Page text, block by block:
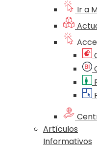
Ir a
Artículos
Informativos